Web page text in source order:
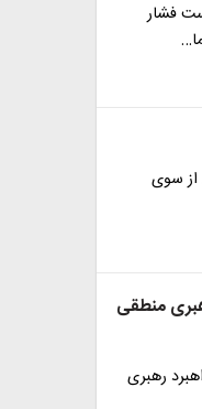
فشار
از سوی
منطقی
رهبری